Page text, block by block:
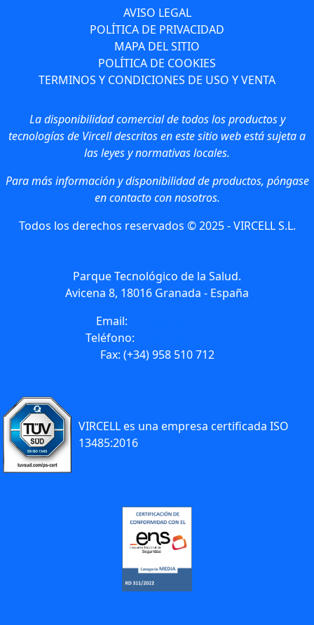
AVISO LEGAL
POLÍTICA DE PRIVACIDAD
MAPA DEL SITIO
POLÍTICA DE COOKIES
TERMINOS Y CONDICIONES DE USO Y VENTA
La disponibilidad comercial de todos los productos y
tecnologías de Vircell descritos en este sitio web está sujeta a
las leyes y normativas locales.
Para más información y disponibilidad de productos, póngase
en contacto con nosotros.
Todos los derechos reservados © 2025 - VIRCELL S.L.
Parque Tecnológico de la Salud.
Avicena 8, 18016 Granada - España
Email:
Teléfono:
Fax: (+34) 958 510 712
VIRCELL es una empresa certificada ISO
13485:2016